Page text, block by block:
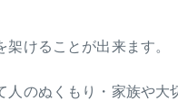
けることが出来ます。
のぬくもり・家族や